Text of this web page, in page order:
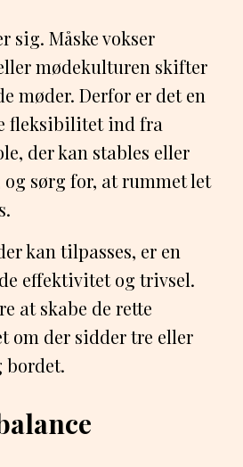
sig. Måske vokser
mødekulturen skifter
møder. Derfor er det en
fleksibilitet ind fra
der kan stables eller
og sørg for, at rummet let
kan tilpasses, er en
effektivitet og trivsel.
at skabe de rette
om der sidder tre eller